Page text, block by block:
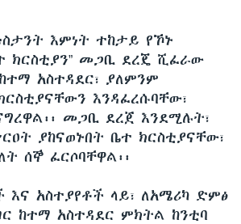
እምነት ተከታይ የኾኑ
ክርስቲያን” መጋቢ ደረጄ ሺፈራው
አስተዳደር፣ ያለምንም
እንዳፈረሱባቸው፣
መጋቢ ደረጀ እንደሚሉት፣
ያከናወኑበት ቤተ ክርስቲያናቸው፣
ሰኞ ፈርሶባቸዋል፡፡
አስተያየቶች ላይ፣ ለአሜሪካ ድምፅ
ከተማ አስተዳደር ምክትል ከንቲባ